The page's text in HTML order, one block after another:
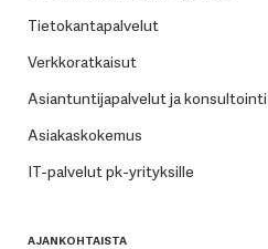
Tietokantapalvelut
Verkkoratkaisut
Asiantuntijapalvelut ja konsultointi
Asiakaskokemus
IT-palvelut pk-yrityksille
AJANKOHTAISTA